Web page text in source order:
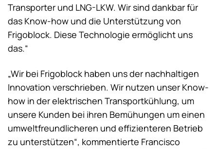
Transporter und LNG-LKW. Wir sind dankbar für
das Know-how und die Unterstützung von
Frigoblock. Diese Technologie ermöglicht uns
das.“
„Wir bei Frigoblock haben uns der nachhaltigen
Innovation verschrieben. Wir nutzen unser Know-
how in der elektrischen Transportkühlung, um
unsere Kunden bei ihren Bemühungen um einen
umweltfreundlicheren und effizienteren Betrieb
zu unterstützen“, kommentierte Francisco